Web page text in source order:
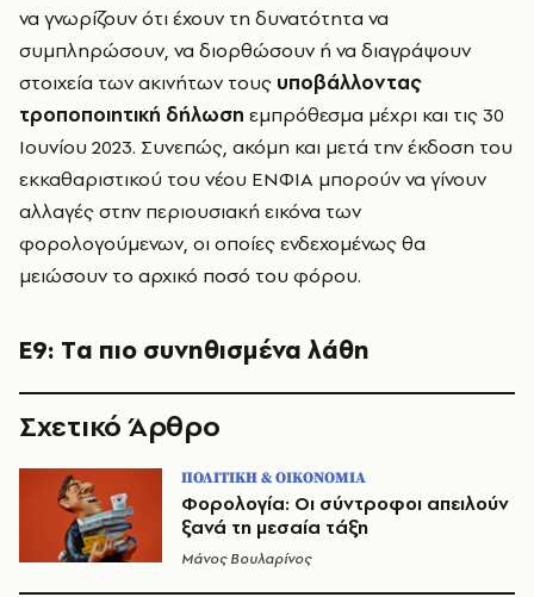
να γνωρίζουν ότι έχουν τη δυνατότητα να
συμπληρώσουν, να διορθώσουν ή να διαγράψουν
στοιχεία των ακινήτων τους υποβάλλοντας
τροποποιητική δήλωση εμπρόθεσμα μέχρι και τις 30
Ιουνίου 2023. Συνεπώς, ακόμη και μετά την έκδοση του
εκκαθαριστικού του νέου ΕΝΦΙΑ μπορούν να γίνουν
αλλαγές στην περιουσιακή εικόνα των
φορολογούμενων, οι οποίες ενδεχομένως θα
μειώσουν το αρχικό ποσό του φόρου.
Ε9: Tα πιο συνηθισμένα λάθη
Σχετικό Άρθρο
ΠΟΛΙΤΙΚΗ & ΟΙΚΟΝΟΜΙΑ
Φορολογία: Οι σύντροφοι απειλούν
ξανά τη μεσαία τάξη
Μάνος Βουλαρίνος